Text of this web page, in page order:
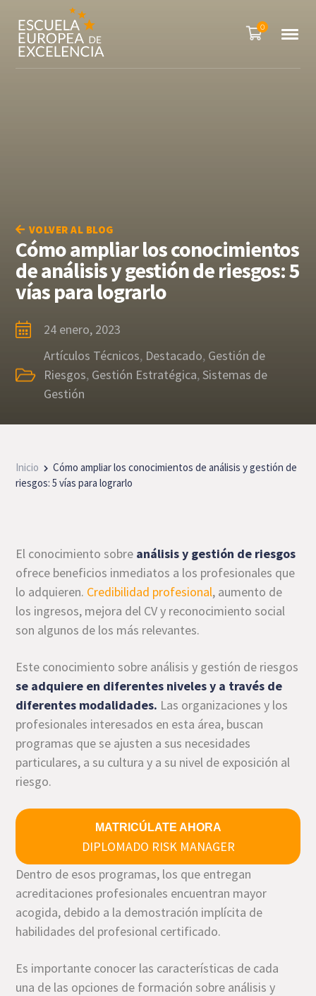
0
VOLVER AL BLOG
Cómo ampliar los conocimientos
de análisis y gestión de riesgos: 5
vías para lograrlo
24 enero, 2023
Artículos Técnicos, Destacado, Gestión de
Riesgos, Gestión Estratégica,Sistemas de
Gestión
Inicio
Cómo ampliar los conocimientos de análisis y gestión de
riesgos: 5 vías para lograrlo
El conocimiento sobre análisis y gestión de riesgos
ofrece beneficios inmediatos a los profesionales que
lo adquieren. Credibilidad profesional, aumento de
los ingresos, mejora del CV y reconocimiento social
son algunos de los más relevantes.
Este conocimiento sobre análisis y gestión de riesgos
se adquiere en diferentes niveles y a través de
diferentes modalidades. Las organizaciones y los
profesionales interesados en esta área, buscan
programas que se ajusten a sus necesidades
particulares, a su cultura y a su nivel de exposición al
riesgo.
MATRICÚLATE AHORA
DIPLOMADO RISK MANAGER
Dentro de esos programas, los que entregan
acreditaciones profesionales encuentran mayor
acogida, debido a la demostración implícita de
habilidades del profesional certificado.
Es importante conocer las características de cada
una de las opciones de formación sobre análisis y